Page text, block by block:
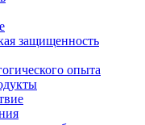
защищенность
опыта